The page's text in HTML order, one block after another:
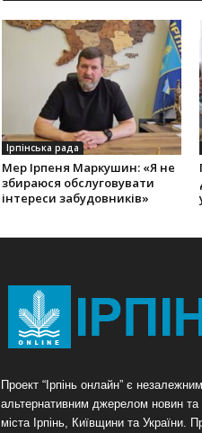
Ірпінська рада
Мер Ірпеня Маркушин: «Я не
збираюся обслуговувати
інтереси забудовників»
Проект “Ірпінь онлайн” є незалежним
альтернативним джерелом новин та
міста Ірпінь, Київщини та України.